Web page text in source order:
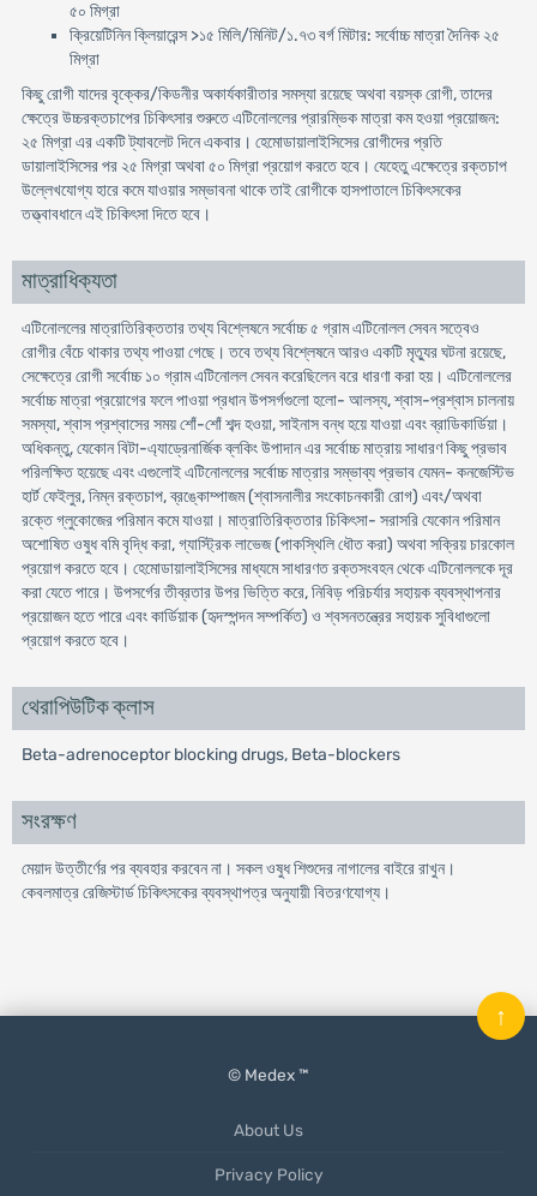
৫০ মিগ্রা
ক্রিয়েটিনিন ক্লিয়ারেন্স >১৫ মিলি/মিনিট/১.৭৩ বর্গ মিটার: সর্বোচ্চ মাত্রা দৈনিক ২৫
মিগ্রা
কিছু রােগী যাদের বৃক্কের/কিডনীর অকার্যকারীতার সমস্যা রয়েছে অথবা বয়স্ক রােগী, তাদের
ক্ষেত্রে উচ্চরক্তচাপের চিকিৎসার শুরুতে এটিনোললের প্রারম্ভিক মাত্রা কম হওয়া প্রয়ােজন:
২৫ মিগ্রা এর একটি ট্যাবলেট দিনে একবার। হেমােডায়ালাইসিসের রােগীদের প্রতি
ডায়ালাইসিসের পর ২৫ মিগ্রা অথবা ৫০ মিগ্রা প্রয়ােগ করতে হবে। যেহেতু এক্ষেত্রে রক্তচাপ
উল্লেখযােগ্য হারে কমে যাওয়ার সম্ভাবনা থাকে তাই রােগীকে হাসপাতালে চিকিৎসকের
তত্ত্বাবধানে এই চিকিৎসা দিতে হবে।
মাত্রাধিক্যতা
এটিনোললের মাত্রাতিরিক্ততার তথ্য বিশ্লেষনে সর্বোচ্চ ৫ গ্রাম এটিনোলল সেবন সত্বেও
রােগীর বেঁচে থাকার তথ্য পাওয়া গেছে। তবে তথ্য বিশ্লেষনে আরও একটি মৃত্যুর ঘটনা রয়েছে,
সেক্ষেত্রে রােগী সর্বোচ্চ ১০ গ্রাম এটিনোলল সেবন করেছিলেন বরে ধারণা করা হয়। এটিনোললের
সর্বোচ্চ মাত্রা প্রয়ােগের ফলে পাওয়া প্রধান উপসর্গগুলাে হলাে- আলস্য, শ্বাস-প্রশ্বাস চালনায়
সমস্যা, শ্বাস প্রশ্বাসের সময় শোঁ-শোঁ শব্দ হওয়া, সাইনাস বন্ধ হয়ে যাওয়া এবং ব্রাডিকার্ডিয়া।
অধিকন্তু, যেকোন বিটা-এ্যাড্রেনার্জিক ব্লকিং উপাদান এর সর্বোচ্চ মাত্রায় সাধারণ কিছু প্রভাব
পরিলক্ষিত হয়েছে এবং এগুলােই এটিনোললের সর্বোচ্চ মাত্রার সম্ভাব্য প্রভাব যেমন- কনজেস্টিভ
হার্ট ফেইলুর, নিম্ন রক্তচাপ, ব্রঙ্কোম্পাজম (শ্বাসনালীর সংকোচনকারী রােগ) এবং/অথবা
রক্তে গ্লুকোজের পরিমান কমে যাওয়া। মাত্রাতিরিক্ততার চিকিৎসা- সরাসরি যেকোন পরিমান
অশােষিত ওষুধ বমি বৃদ্ধি করা, গ্যাস্ট্রিক লাভেজ (পাকস্থিলি ধৌত করা) অথবা সক্রিয় চারকোল
প্রয়ােগ করতে হবে। হেমােডায়ালাইসিসের মাধ্যমে সাধারণত রক্তসংবহন থেকে এটিনোললকে দূর
করা যেতে পারে। উপসর্গের তীব্রতার উপর ভিত্তি করে, নিবিড় পরিচর্যার সহায়ক ব্যবস্থাপনার
প্রয়ােজন হতে পারে এবং কার্ডিয়াক (হৃদস্পন্দন সম্পর্কিত) ও শ্বসনতন্ত্রের সহায়ক সুবিধাগুলাে
প্রয়ােগ করতে হবে।
থেরাপিউটিক ক্লাস
Beta-adrenoceptor blocking drugs, Beta-blockers
সংরক্ষণ
মেয়াদ উত্তীর্ণের পর ব্যবহার করবেন না। সকল ওষুধ শিশুদের নাগালের বাইরে রাখুন।
কেবলমাত্র রেজিস্টার্ড চিকিৎসকের ব্যবস্থাপত্র অনুযায়ী বিতরণযােগ্য।
© Medex ™
About Us
Privacy Policy
↑